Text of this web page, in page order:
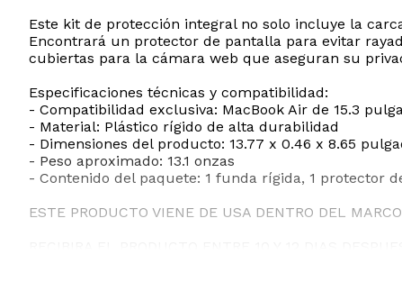
Este kit de protección integral no solo incluye la
Encontrará un protector de pantalla para evitar
cubiertas para la cámara web que aseguran su
Especificaciones técnicas y compatibilidad:
- Compatibilidad exclusiva: MacBook Air de 15.3
- Material: Plástico rígido de alta durabilidad
- Dimensiones del producto: 13.77 x 0.46 x 8.65
- Peso aproximado: 13.1 onzas
- Contenido del paquete: 1 funda rígida, 1 protector
ESTE PRODUCTO VIENE DE USA DENTRO DEL